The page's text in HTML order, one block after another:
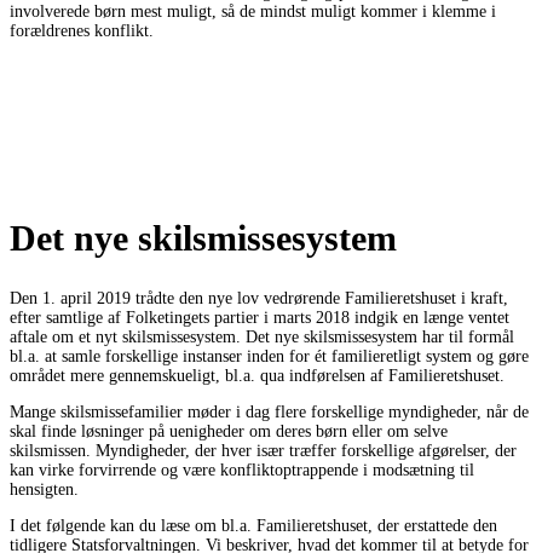
involverede børn mest muligt, så de mindst muligt kommer i klemme i
forældrenes konflikt.
Det nye skilsmissesystem
Den 1. april 2019 trådte den nye lov vedrørende Familieretshuset i kraft,
efter samtlige af Folketingets partier i marts 2018 indgik en længe ventet
aftale om et nyt skilsmissesystem. Det nye skilsmissesystem har til formål
bl.a. at samle forskellige instanser inden for ét familieretligt system og gøre
området mere gennemskueligt, bl.a. qua indførelsen af Familieretshuset.
Mange skilsmissefamilier møder i dag flere forskellige myndigheder, når de
skal finde løsninger på uenigheder om deres børn eller om selve
skilsmissen. Myndigheder, der hver især træffer forskellige afgørelser, der
kan virke forvirrende og være konfliktoptrappende i modsætning til
hensigten.
I det følgende kan du læse om bl.a. Familieretshuset, der erstattede den
tidligere Statsforvaltningen. Vi beskriver, hvad det kommer til at betyde for